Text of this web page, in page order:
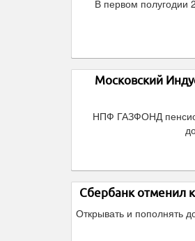
В первом
Московский
НПФ ГАЗФОНД
Сбербанк отменил
Открывать и пополнять